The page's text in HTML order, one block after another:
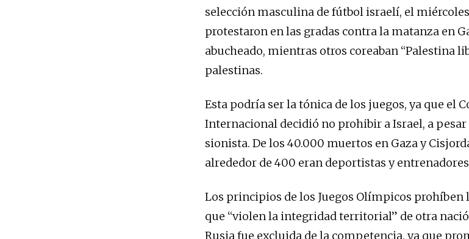
selección masculina de fútbol israelí, el
protestaron en las gradas contra la matanza en
abucheado, mientras otros coreaban “Palestina
palestinas.
Esta podría ser la tónica de los juegos, ya que el
Internacional decidió no prohibir a Israel, a
sionista. De los 40.000 muertos en Gaza y
alrededor de 400 eran deportistas y
Los principios de los Juegos Olímpicos prohíben
que “violen la integridad territorial” de otra
Rusia fue excluida de la competencia, ya que